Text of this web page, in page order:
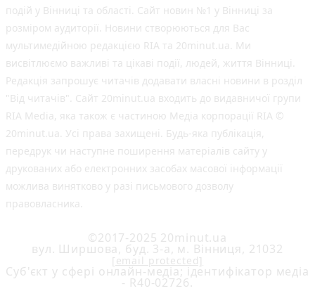
подій у Вінниці та області. Сайт новин №1 у Вінниці за
розміром аудиторії. Новини створюються для Вас
мультимедійною редакцією RIA та 20minut.ua. Ми
висвітлюємо важливі та цікаві події, людей, життя Вінниці.
Редакція запрошує читачів додавати власні новини в розділ
"Від читачів". Сайт 20minut.ua входить до видавничої групи
RIA Media, яка також є частиною Медіа корпорації RIA ©
20minut.ua. Усі права захищені. Будь-яка публiкацiя,
передрук чи наступне поширення матеріалів сайту у
друкованих або електронних засобах масової інформації
можлива винятково у разі письмового дозволу
правовласника.
©2017-2025 20minut.ua
вул. Ширшова, буд. 3-а, м. Вінниця, 21032
[email protected]
Cуб'єкт у сфері онлайн-медіа; ідентифікатор медіа
- R40-02726.